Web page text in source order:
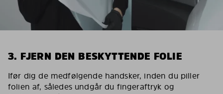
3. FJERN DEN BESKYTTENDE FOLIE
Ifør dig de medfølgende handsker, inden du piller
folien af, således undgår du fingeraftryk og